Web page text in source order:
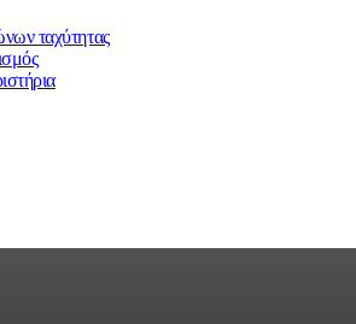
ταχύτητας